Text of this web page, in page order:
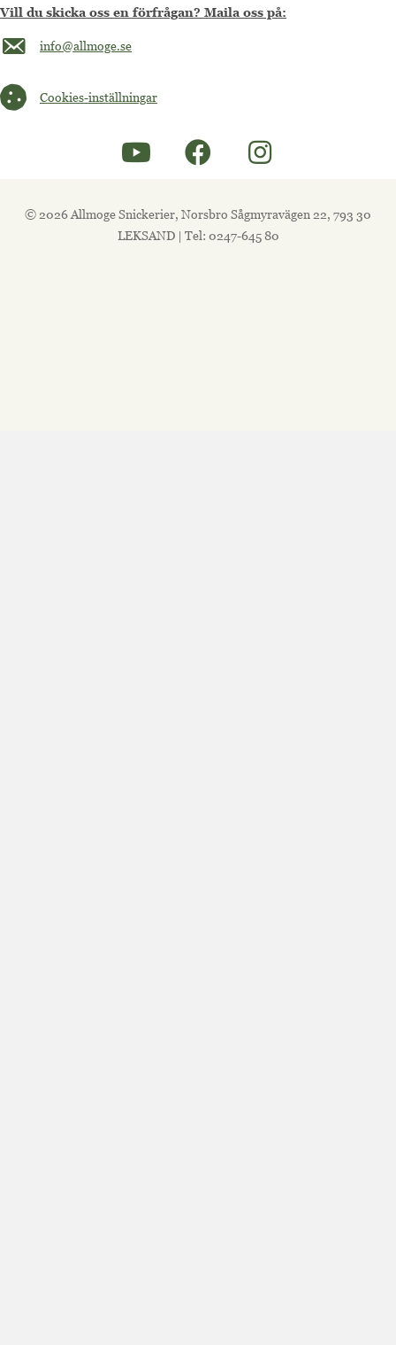
Vill du skicka oss en förfrågan? Maila oss på:
Maila oss på info@allmoge.se
info@allmoge.se
Cookies-inställningar
Cookies-inställningar
© 2026 Allmoge Snickerier, Norsbro Sågmyravägen 22, 793 30
LEKSAND | Tel: 0247-645 80